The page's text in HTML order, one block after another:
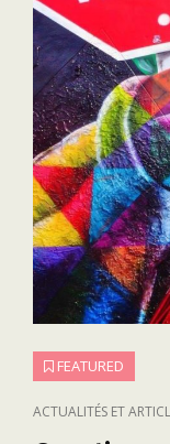
FEATURED
CAT
LINKS
ACTUALITÉS ET